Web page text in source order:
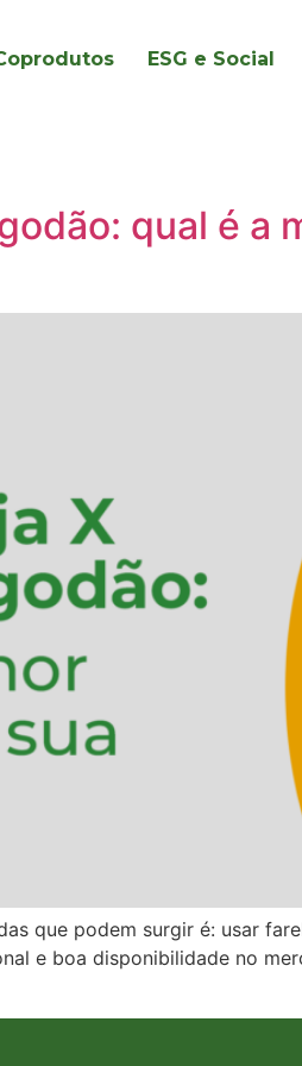
ESG e Social
qual é a
que podem surgir é: usar
e boa disponibilidade no